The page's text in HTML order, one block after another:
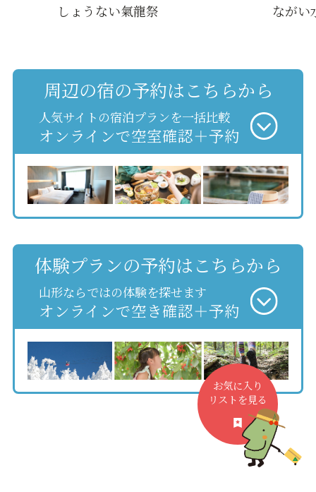
しょうない氣龍祭 ながい
周辺の宿の予約はこちらから
人気サイトの宿泊プランを一括比較
オンラインで空室確認＋予約
体験プランの予約はこちらから
山形ならではの体験を探せます
オンラインで空き確認＋予約
お気に入り
リストを見る